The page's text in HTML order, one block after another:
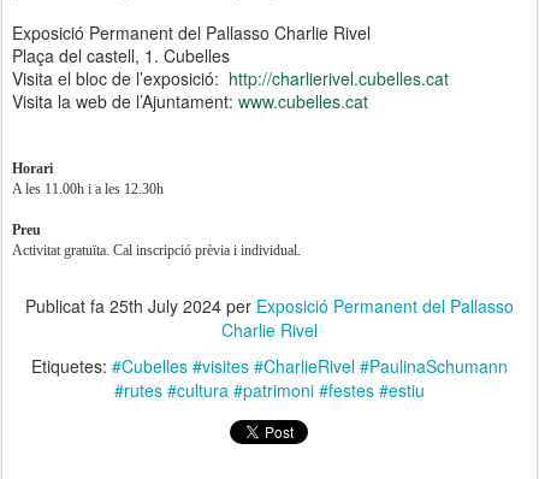
Exposició Permanent del Pallasso Charlie Rivel
Plaça del castell, 1. Cubelles
Visita el bloc de l’exposició: http://charlierivel.cubelles.cat
Visita la web de l’Ajuntament: www.cubelles.cat
Horari
A les 11.00h i a les 12.30h
Preu
Activitat gratuïta. Cal inscripció prèvia i individual.
Publicat fa 25th July 2024 per Exposició Permanent del Pallasso
Charlie Rivel
Etiquetes: #Cubelles #visites #CharlieRivel #PaulinaSchumann
#rutes #cultura #patrimoni #festes #estiu